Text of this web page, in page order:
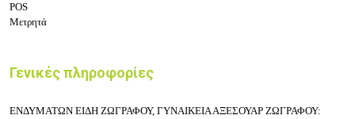
POS
Μετρητά
Γενικές πληροφορίες
ΕΝΔΥΜΑΤΩΝ ΕΙΔΗ ΖΩΓΡΑΦΟΥ, ΓΥΝΑΙΚΕΙΑ ΑΞΕΣΟΥΑΡ ΖΩΓΡΑΦΟΥ: